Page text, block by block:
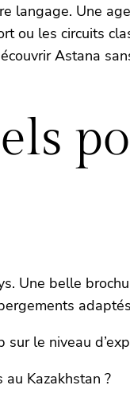
langage. Une
ou les circuits
Astana
Une belle
le niveau
Kazakhstan ?